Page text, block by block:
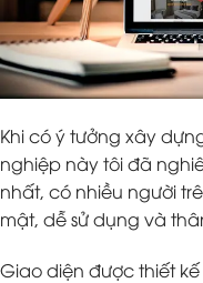
Khi có ý tưởng xây
nghiệp này tôi đã
nhất, có nhiều người
mật, dễ sử dụng và
Giao diện được thiết kế